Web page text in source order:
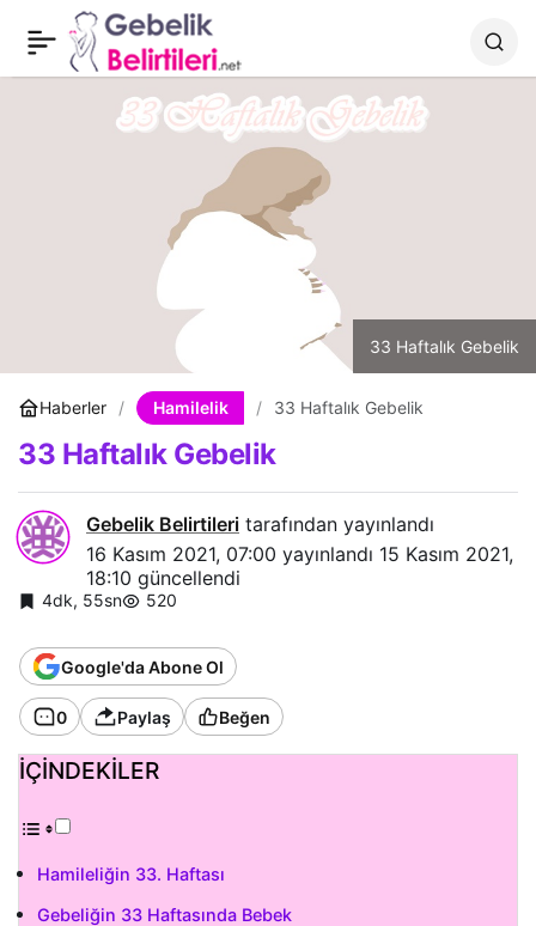
33 Haftalık Gebelik
Haberler Hamilelik 33 Haftalık Gebelik
33 Haftalık Gebelik
Gebelik Belirtileri tarafından yayınlandı
16 Kasım 2021, 07:00 yayınlandı 15 Kasım 2021,
18:10 güncellendi
4dk, 55sn 520
Google'da Abone Ol
0 Paylaş Beğen
İÇİNDEKİLER
Hamileliğin 33. Haftası
Gebeliğin 33 Haftasında Bebek
30 Haftalık Gebelik Paylaş